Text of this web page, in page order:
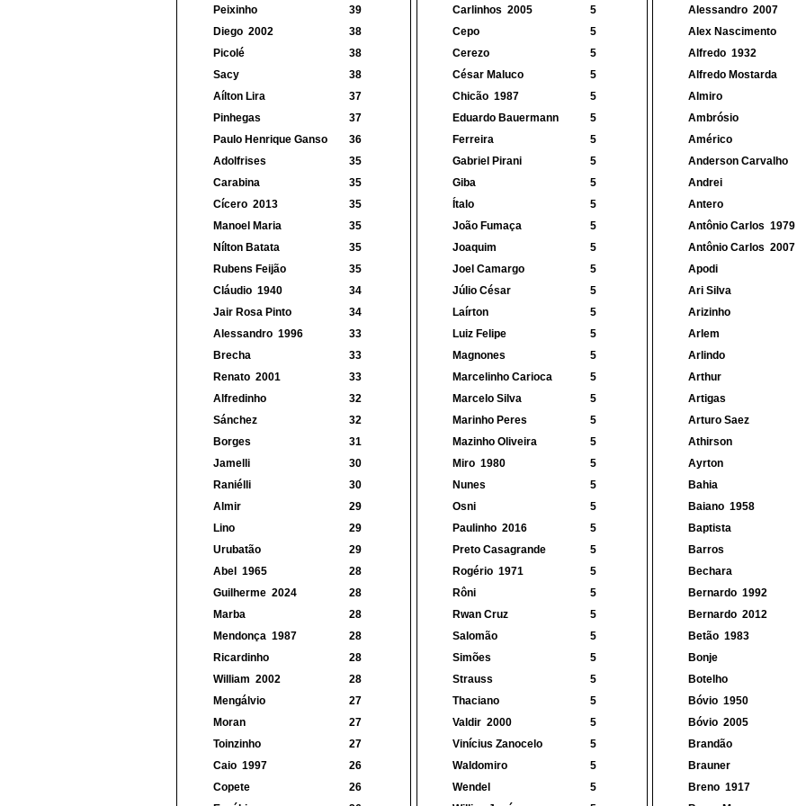
Peixinho 39 Carlinhos 2005 5 Alessandro 2007
Diego 2002 38 Cepo 5
Alex Nascimento
Picolé
38 Cerezo 5 Alfredo 1932
Sacy
38 César Maluco 5
Alfredo Mostarda
Aílton Lira
37 Chicão 1987 5
Almiro
Pinhegas
37 Eduardo Bauermann 5
Ambrósio
Paulo Henrique Ganso
36 Ferreira 5
Américo
Adolfrises
35 Gabriel Pirani 5
Anderson Carvalho
Carabina
35 Giba 5
Andrei
Cícero 2013 35 Ítalo 5
Antero
Manoel Maria
35 João Fumaça 5 Antônio Carlos 1979
Nílton Batata
35 Joaquim 5 Antônio Carlos 2007
Rubens Feijão
35 Joel Camargo 5
Apodi
Cláudio 1940 34 Júlio César 5
Ari Silva
Jair Rosa Pinto
34 Laírton 5
Arizinho
Alessandro 1996 33 Luiz Felipe 5
Arlem
Brecha
33 Magnones 5
Arlindo
Renato 2001 33 Marcelinho Carioca 5
Arthur
Alfredinho
32 Marcelo Silva 5
Artigas
Sánchez
32 Marinho Peres 5
Arturo Saez
Borges
31 Mazinho Oliveira 5
Athirson
Jamelli
30 Miro 1980 5
Ayrton
Raniélli
30 Nunes 5
Bahia
Almir
29 Osni 5 Baiano 1958
Lino
29 Paulinho 2016 5
Baptista
Urubatão
29 Preto Casagrande 5
Barros
Abel
1965 28 Rogério 1971 5
Bechara
Guilherme 2024 28 Rôni 5 Bernardo 1992
Marba
28 Rwan Cruz 5 Bernardo 2012
Mendonça 1987 28 Salomão 5 Betão 1983
Ricardinho
28 Simões 5
Bonje
William 2002 28 Strauss 5
Botelho
Mengálvio
27 Thaciano 5 Bóvio 1950
Moran
27 Valdir 2000 5 Bóvio 2005
Toinzinho
27 Vinícius Zanocelo 5
Brandão
Caio 1997 26 Waldomiro 5
Brauner
Copete
26 Wendel 5 Breno 1917